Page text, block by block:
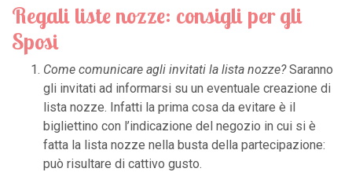
Regali liste nozze: consigli per gli
Sposi
Come comunicare agli invitati la lista nozze?Saranno
gli invitati ad informarsi su un eventuale creazione di
lista nozze. Infatti la prima cosa da evitare è il
bigliettino con l’indicazione del negozio in cui si è
fatta la lista nozze nella busta della partecipazione:
può risultare di cattivo gusto.